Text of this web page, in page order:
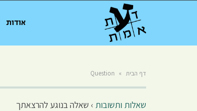
אודות
דף הבית »
Question
שאלות ותשובות › שאלה בנוגע להרצאתך